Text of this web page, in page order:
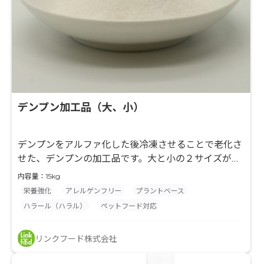
デンプン加工品（大、小）
デンプンをアルファ化した後冷凍させることで老化さ
せた、デンプンの加工品です。大と小の２サイズがあ
ります。プラントベースフードの原料として使用いた
だけます。
内容量：15kg
栄養強化
アレルゲンフリー
プラントベース
ハラール（ハラル）
ペットフード対応
リンクフード株式会社